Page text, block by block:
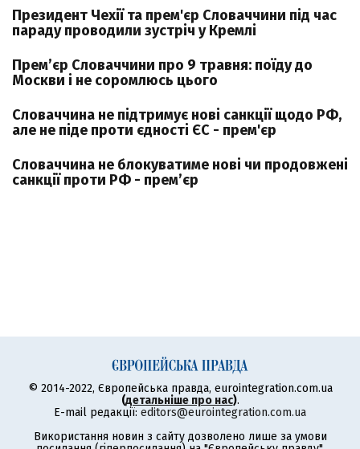
Президент Чехії та прем'єр Словаччини під час
параду проводили зустріч у Кремлі
Прем’єр Словаччини про 9 травня: поїду до
Москви і не соромлюсь цього
Словаччина не підтримує нові санкції щодо РФ,
але не піде проти єдності ЄС - прем'єр
Словаччина не блокуватиме нові чи продовжені
санкції проти РФ - прем’єр
© 2014-2022, Європейська правда, eurointegration.com.ua
(детальніше про нас).
E-mail редакції: editors@eurointegration.com.ua
Використання новин з сайту дозволено лише за умови